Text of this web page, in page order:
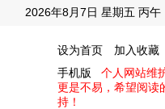
2026年8月7日 星期五 丙
设为首页 加入收藏
手机版
个人网站维
更是不易，希望阅读
持！